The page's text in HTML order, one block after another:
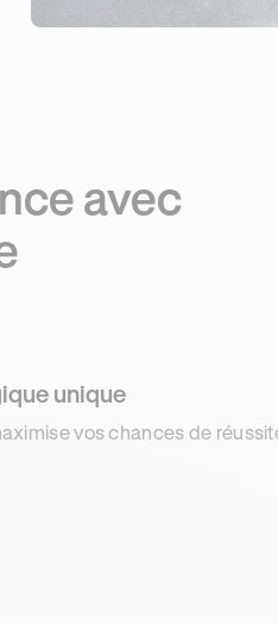
avec
unique
vos chances de